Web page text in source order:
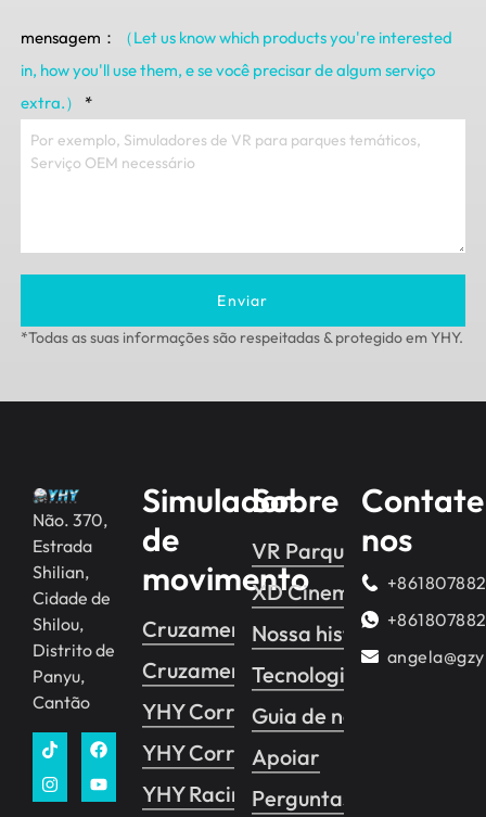
mensagem：
（Let us know which products you're interested
in, how you'll use them, e se você precisar de algum serviço
extra.）
*
Enviar
*Todas as suas informações são respeitadas & protegido em YHY.
Não. 370,
Estrada
Shilian,
Cidade de
Shilou,
Distrito de
Panyu,
Cantão
Simulador
de
movimento
Cruzamento YHY 2
Cruzamento YHY 1
YHY Corrida
YHY Corrida VR
YHY Racing Pro
Sobre
VR Parque temático
XD Cinema VR
Nossa história
Tecnologia
Guia de negócios
Apoiar
Perguntas frequentes
nos